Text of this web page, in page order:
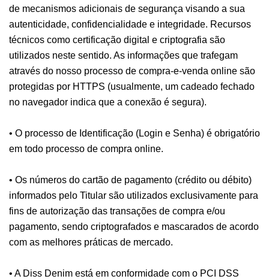
de mecanismos adicionais de segurança visando a sua
autenticidade, confidencialidade e integridade. Recursos
técnicos como certificação digital e criptografia são
utilizados neste sentido. As informações que trafegam
através do nosso processo de compra-e-venda online são
protegidas por HTTPS (usualmente, um cadeado fechado
no navegador indica que a conexão é segura).
• O processo de Identificação (Login e Senha) é obrigatório
em todo processo de compra online.
• Os números do cartão de pagamento (crédito ou débito)
informados pelo Titular são utilizados exclusivamente para
fins de autorização das transações de compra e/ou
pagamento, sendo criptografados e mascarados de acordo
com as melhores práticas de mercado.
• A Diss Denim está em conformidade com o PCI DSS